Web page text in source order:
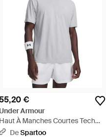
€
Armour
Haut À Manches Courtes Tech
Pour Homme Mod Blanc
DeSpartoo